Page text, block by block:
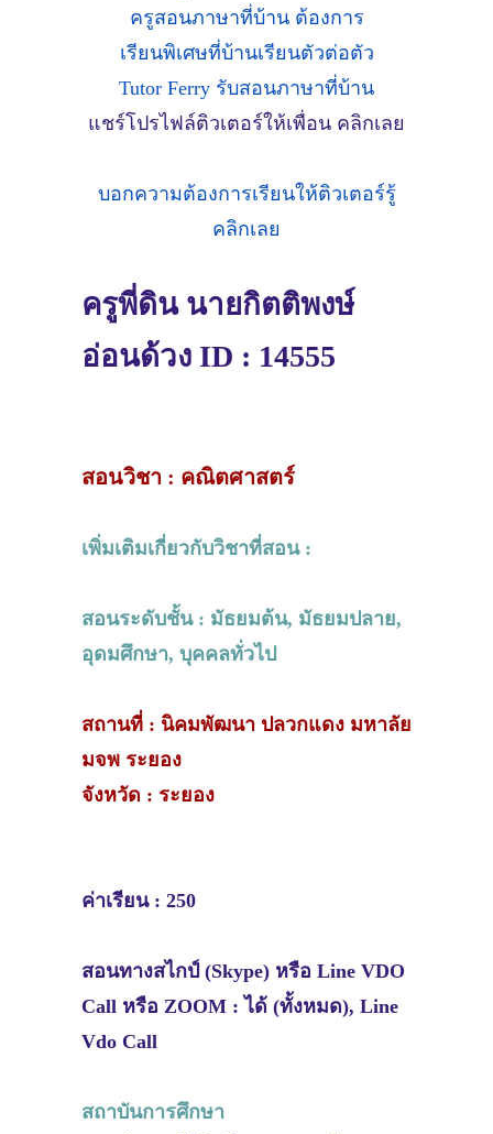
แชร์โปรไฟล์ติวเตอร์ให้เพื่อน คลิกเลย
บอกความต้องการเรียนให้ติวเตอร์รู้
คลิกเลย
ครูพี่ดิน นายกิตติพงษ์
อ่อนด้วง ID : 14555
สอนวิชา : คณิตศาสตร์
เพิ่มเติมเกี่ยวกับวิชาที่สอน :
สอนระดับชั้น : มัธยมต้น, มัธยมปลาย,
อุดมศึกษา, บุคคลทั่วไป
สถานที่ : นิคมพัฒนา ปลวกแดง มหาลัย
มจพ ระยอง
จังหวัด : ระยอง
ค่าเรียน : 250
สอนทางสไกป์ (Skype) หรือ Line VDO
Call หรือ ZOOM : ได้ (ทั้งหมด), Line
Vdo Call
สถาบันการศึกษา